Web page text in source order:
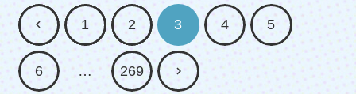
1 2 3 4 5
6 … 269